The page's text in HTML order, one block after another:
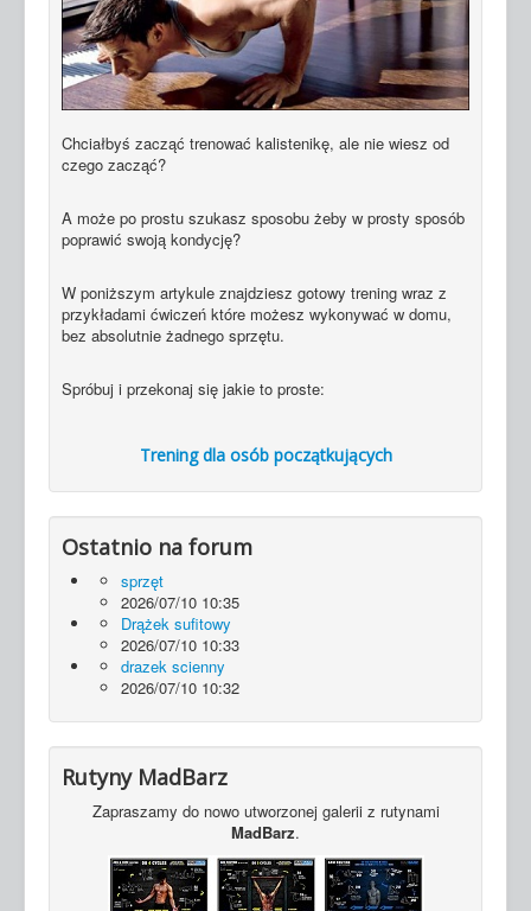
Chciałbyś zacząć trenować kalistenikę, ale nie wiesz od
czego zacząć?
A może po prostu szukasz sposobu żeby w prosty sposób
poprawić swoją kondycję?
W poniższym artykule znajdziesz gotowy trening wraz z
przykładami ćwiczeń które możesz wykonywać w domu,
bez absolutnie żadnego sprzętu.
Spróbuj i przekonaj się jakie to proste:
Trening dla osób początkujących
Ostatnio na forum
sprzęt
2026/07/10 10:35
Drążek sufitowy
2026/07/10 10:33
drazek scienny
2026/07/10 10:32
Rutyny MadBarz
Zapraszamy do nowo utworzonej galerii z rutynami
MadBarz.